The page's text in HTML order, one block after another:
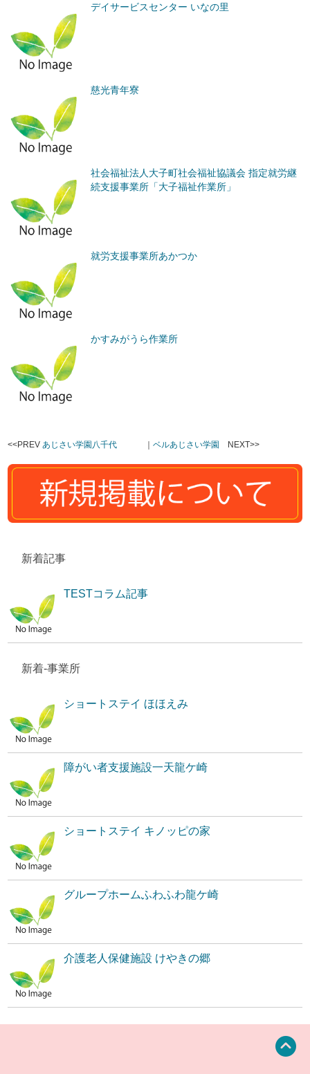
デイサービスセンター いなの里
慈光青年寮
社会福祉法人大子町社会福祉協議会 指定就労継
続支援事業所「大子福祉作業所」
就労支援事業所あかつか
かすみがうら作業所
<<PREV あじさい学園八千代 ｜ベルあじさい学園 NEXT>>
新着記事
TESTコラム記事
新着-事業所
ショートステイ ほほえみ
障がい者支援施設一天龍ケ崎
ショートステイ キノッピの家
グループホームふわふわ龍ケ崎
介護老人保健施設 けやきの郷